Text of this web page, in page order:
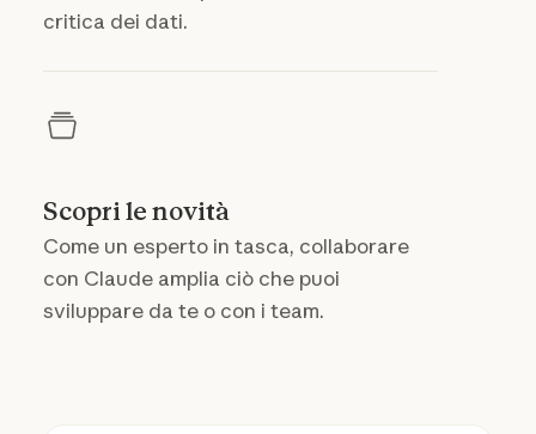
critica dei dati.
Scopri le novità
Come un esperto in tasca, collaborare
con Claude amplia ciò che puoi
sviluppare da te o con i team.